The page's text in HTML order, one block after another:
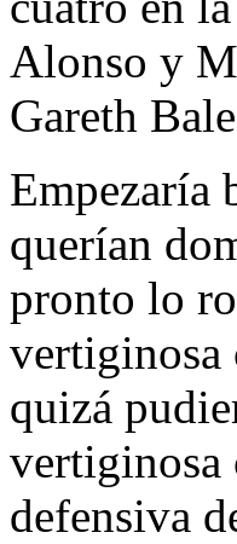
Alonso y
Gareth
Empezaría
querían
pronto lo
vertiginosa
quizá
vertiginosa
defensiva